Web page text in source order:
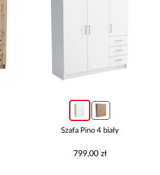
Szafa Pino 4 biały
799,00 zł